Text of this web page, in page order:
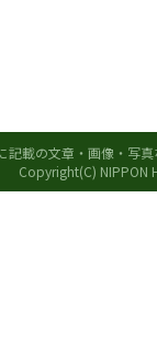
記載の文章・画像・写
Copyright(C) NIPPON